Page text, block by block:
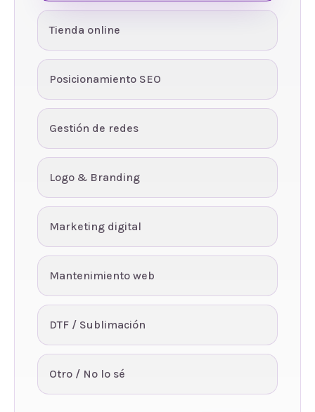
Tienda online
Posicionamiento SEO
Gestión de redes
Logo & Branding
Marketing digital
Mantenimiento web
DTF / Sublimación
Otro / No lo sé